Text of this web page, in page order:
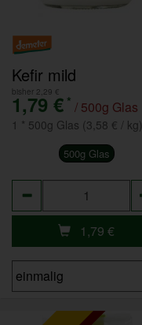
Kefir mild
bisher 2,29 €
1,79 € * / 500g Glas
1 * 500g Glas (3,58 € / kg)
500g Glas
1,79 €